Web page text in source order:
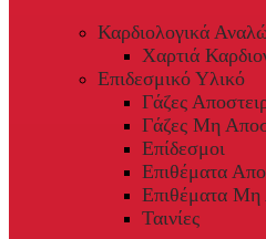
Καρδιολογικά
Χαρτιά
Επιδεσμικό Υλικό
Γάζες
Γάζες Μη
Επίδεσμοι
Επιθέματα
Επιθέματα Μη
Ταινίες